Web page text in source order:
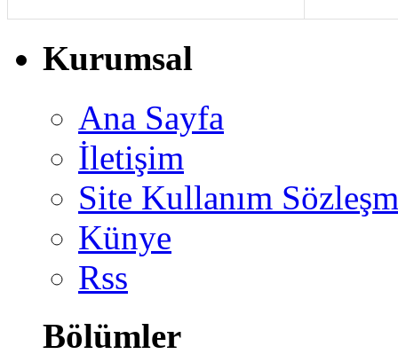
Kurumsal
Ana Sayfa
İletişim
Site Kullanım
Künye
Rss
Bölümler